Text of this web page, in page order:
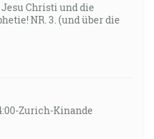
Christi und die
NR. 3. (und über die
Zurich-Kinande